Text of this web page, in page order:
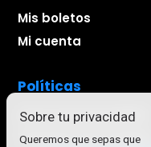
Sobre tu privacidad
Queremos que sepas que
Mis boletos
Mi cuenta
Políticas
Aviso de privacidad
Términos de compra